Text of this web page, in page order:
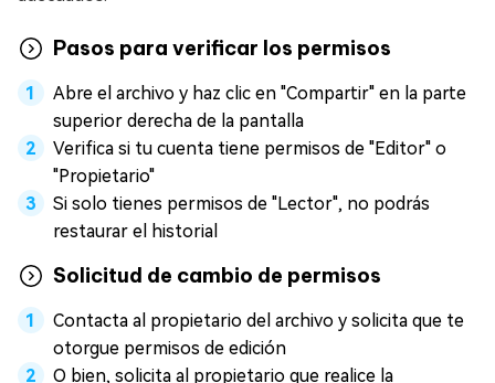
Pasos para verificar los permisos
Abre el archivo y haz clic en "Compartir" en la parte
superior derecha de la pantalla
Verifica si tu cuenta tiene permisos de "Editor" o
"Propietario"
Si solo tienes permisos de "Lector", no podrás
restaurar el historial
Solicitud de cambio de permisos
Contacta al propietario del archivo y solicita que te
otorgue permisos de edición
O bien, solicita al propietario que realice la